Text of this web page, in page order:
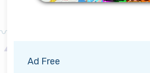
Ad Free